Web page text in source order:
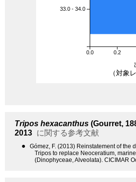
0.0 0.2
33.0 - 34.0
（対象
Tripos hexacanthus (Gourret,
2013 に関する参考文献
●
Gómez, F. (2013) Reinstatement of the
Tripos to replace Neoceratium,
(Dinophyceae, Alveolata). CICIMAR